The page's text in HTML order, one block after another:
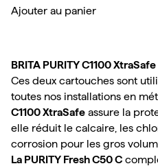
Ajouter au panier
BRITA PURITY C1100
Ces deux cartouches sont
toutes nos installations en
C1100 XtraSafe assure la
elle réduit le calcaire, les
corrosion pour les gros
La PURITY Fresh C50 C